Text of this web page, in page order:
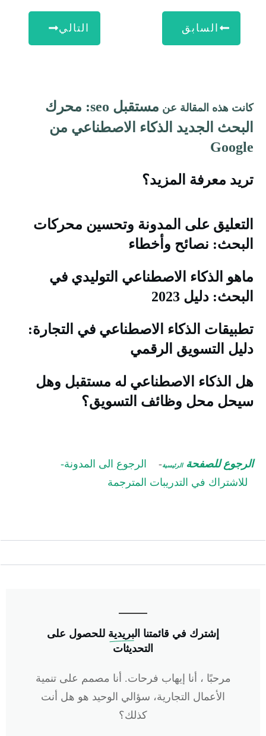
السابق التالي
هذه المقالة عن
مستقبل seo: محرك
الجديد الذكاء الاصطناعي من
معرفة المزيد؟
على المدونة وتحسين محركات
نصائح وأخطاء
الذكاء الاصطناعي التوليدي في
دليل 2023
الذكاء الاصطناعي في التجارة:
التسويق الرقمي
الذكاء الاصطناعي له مستقبل وهل
محل وظائف التسويق؟
للصفحةالرئيسية-الرجوع الى المدونة-
للاشتراك في التدريبات المترجمة
إشترك في قائمتنا البريديةللحصول على
التحديثات
مرحبًا ، أنا إيهاب فرحات. أنا مصمم على تنمية
الأعمال التجارية، سؤالي الوحيد هو هل أنت
كذلك؟